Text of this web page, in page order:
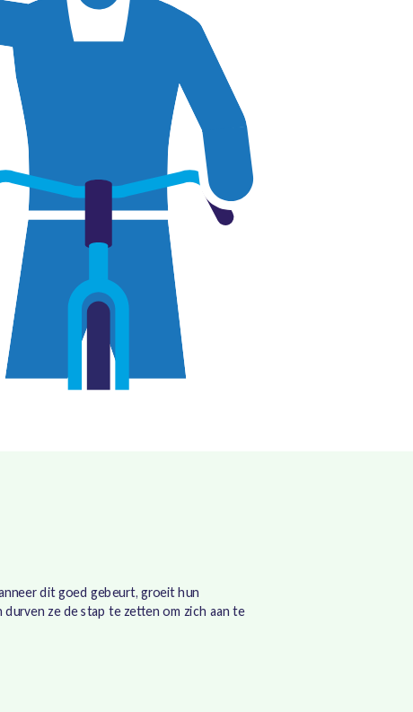
dit goed gebeurt, groeit hun
ze de stap te zetten om zich aan te